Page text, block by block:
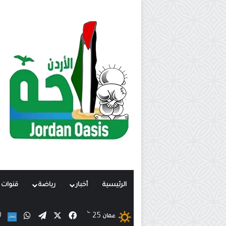
الرئيسية أخبار رياضة قنوات
عمان 25
℃ فيسبوك تيلقرام